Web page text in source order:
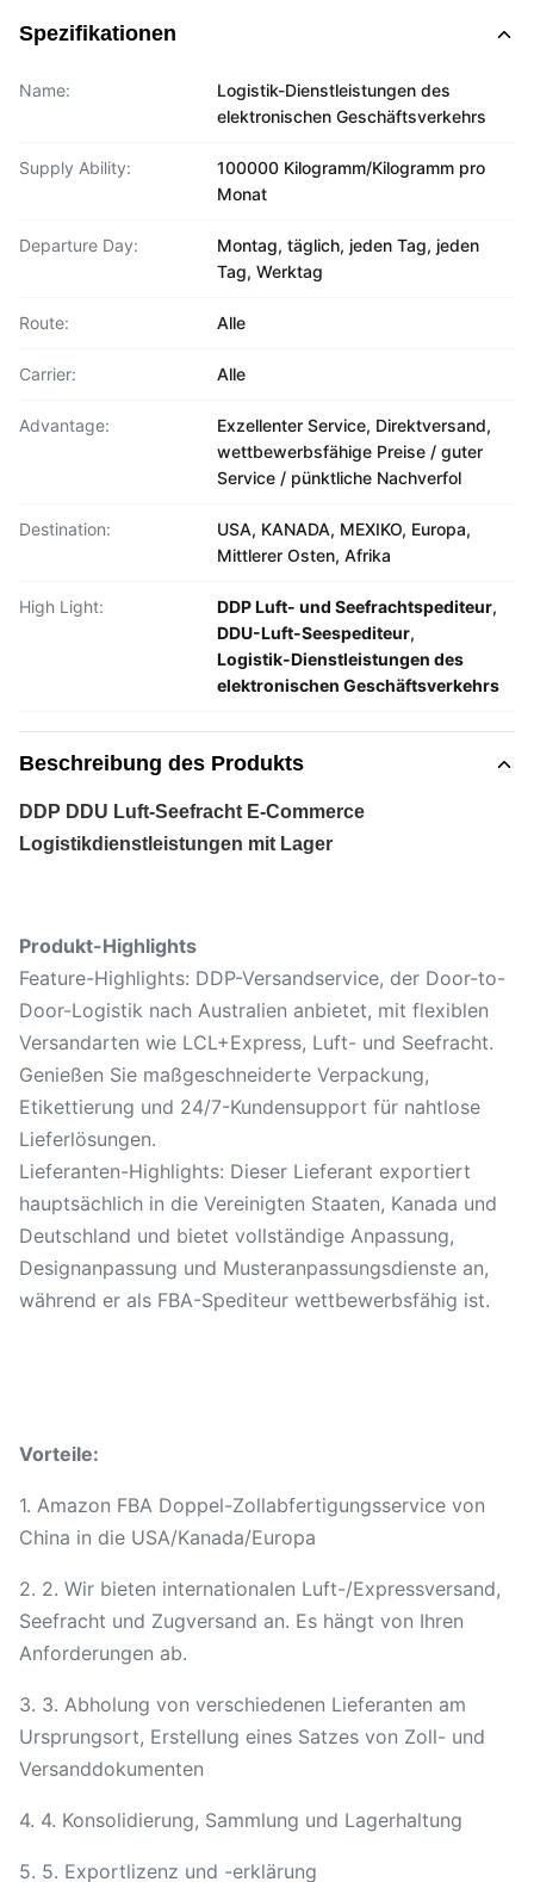
Spezifikationen
Name:
Logistik-Dienstleistungen des
elektronischen Geschäftsverkehrs
Supply Ability:
100000 Kilogramm/Kilogramm pro
Monat
Departure Day:
Montag, täglich, jeden Tag, jeden
Tag, Werktag
Route: Alle
Carrier: Alle
Advantage:
Exzellenter Service, Direktversand,
wettbewerbsfähige Preise / guter
Service / pünktliche Nachverfol
Destination:
USA, KANADA, MEXIKO, Europa,
Mittlerer Osten, Afrika
High Light: DDP Luft- und Seefrachtspediteur,
DDU-Luft-Seespediteur,
Logistik-Dienstleistungen des
elektronischen Geschäftsverkehrs
Beschreibung des Produkts
DDP DDU Luft-Seefracht E-Commerce
Logistikdienstleistungen mit Lager
Produkt-Highlights
Feature-Highlights: DDP-Versandservice, der Door-to-
Door-Logistik nach Australien anbietet, mit flexiblen
Versandarten wie LCL+Express, Luft- und Seefracht.
Genießen Sie maßgeschneiderte Verpackung,
Etikettierung und 24/7-Kundensupport für nahtlose
Lieferlösungen.
Lieferanten-Highlights: Dieser Lieferant exportiert
hauptsächlich in die Vereinigten Staaten, Kanada und
Deutschland und bietet vollständige Anpassung,
Designanpassung und Musteranpassungsdienste an,
während er als FBA-Spediteur wettbewerbsfähig ist.
Vorteile:
1. Amazon FBA Doppel-Zollabfertigungsservice von
China in die USA/Kanada/Europa
2. 2. Wir bieten internationalen Luft-/Expressversand,
Seefracht und Zugversand an. Es hängt von Ihren
Anforderungen ab.
3. 3. Abholung von verschiedenen Lieferanten am
Ursprungsort, Erstellung eines Satzes von Zoll- und
Versanddokumenten
4. 4. Konsolidierung, Sammlung und Lagerhaltung
5. 5. Exportlizenz und -erklärung